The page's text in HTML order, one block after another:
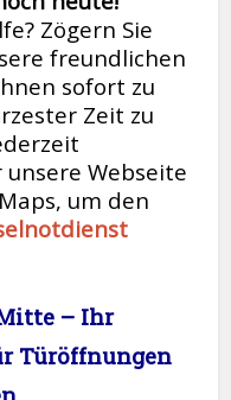
Zögern Sie
freundlichen
sofort zu
Zeit zu
Webseite
um den
– Ihr
Türöffnungen